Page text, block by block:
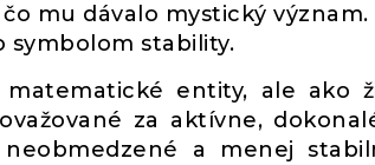
mu dávalo mystický význam.
symbolom stability.
entity, ale ako
za aktívne,
a menej